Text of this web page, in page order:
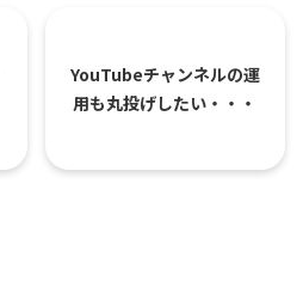
YouTubeチャンネルの運
用も丸投げしたい・・・